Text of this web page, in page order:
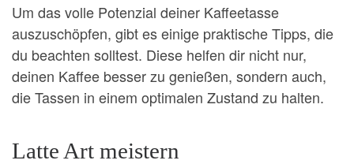
Um das volle Potenzial deiner Kaffeetasse
auszuschöpfen, gibt es einige praktische Tipps, die
du beachten solltest. Diese helfen dir nicht nur,
deinen Kaffee besser zu genießen, sondern auch,
die Tassen in einem optimalen Zustand zu halten.
Latte Art meistern